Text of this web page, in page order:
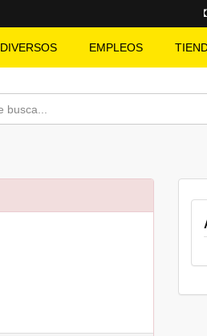
DIVERSOS EMPLEOS